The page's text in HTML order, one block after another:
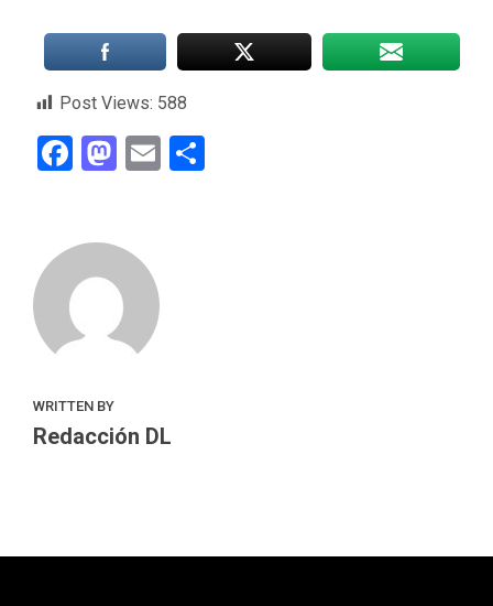
Post Views: 588
Facebook
Mastodon
Email
WRITTEN BY
Redacción DL